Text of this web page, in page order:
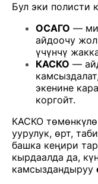
Бул эки полисти
ОСАГО —
айдоочу
үчүнчү
КАСКО —
экенине
коргойт.
КАСКО
уурулук, өрт,
башка кеңири
кырдаалда да,
камсыздандыруу